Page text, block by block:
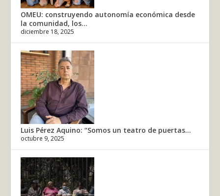
OMEU: construyendo autonomía económica desde
la comunidad, los...
diciembre 18, 2025
Luis Pérez Aquino: “Somos un teatro de puertas...
octubre 9, 2025